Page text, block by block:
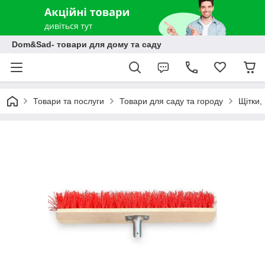
Dom&Sad- товари для дому та саду
Товари та послуги Товари для саду та городу Щітки,